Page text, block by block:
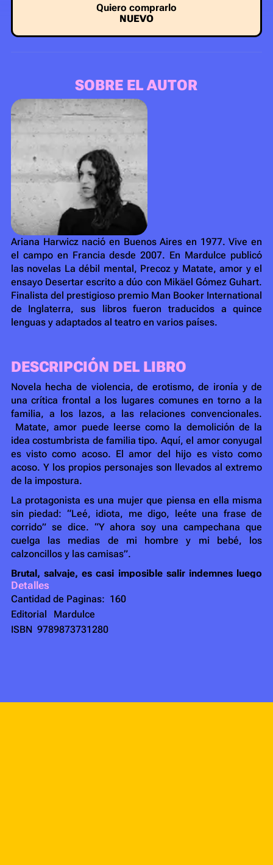
Quiero comprarlo
NUEVO
SOBRE EL AUTOR
Ariana Harwicz nació en Buenos Aires en 1977. Vive en
el campo en Francia desde 2007. En Mardulce publicó
las novelas La débil mental, Precoz y Matate, amor y el
ensayo Desertar escrito a dúo con Mikäel Gómez Guhart.
Finalista del prestigioso premio Man Booker International
de Inglaterra, sus libros fueron traducidos a quince
lenguas y adaptados al teatro en varios países.
DESCRIPCIÓN DEL LIBRO
Novela hecha de violencia, de erotismo, de ironía y de
una crítica frontal a los lugares comunes en torno a la
familia, a los lazos, a las relaciones convencionales.
Matate, amor puede leerse como la demolición de la
idea costumbrista de familia tipo. Aquí, el amor conyugal
es visto como acoso. El amor del hijo es visto como
acoso. Y los propios personajes son llevados al extremo
de la impostura.
La protagonista es una mujer que piensa en ella misma
sin piedad: “Leé, idiota, me digo, leéte una frase de
corrido” se dice. “Y ahora soy una campechana que
cuelga las medias de mi hombre y mi bebé, los
calzoncillos y las camisas”.
Brutal, salvaje, es casi imposible salir indemnes luego
de haber leído a Ariana Harwicz.
Detalles
Cantidad de Paginas: 160
Editorial
Mardulce
ISBN 9789873731280